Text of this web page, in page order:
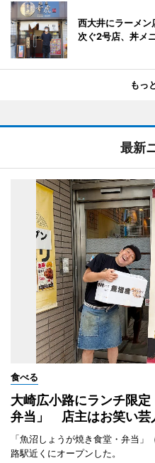
西大井にラーメ
次ぐ2号店、丼メ
もっ
最新
食べる
大崎広小路にランチ限定
弁当」 店主はお笑い芸
「魚沼しょうが焼き食堂・弁当
路駅近くにオープンした。